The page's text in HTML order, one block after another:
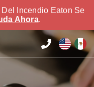
Incendio Eaton Se
Ahora.